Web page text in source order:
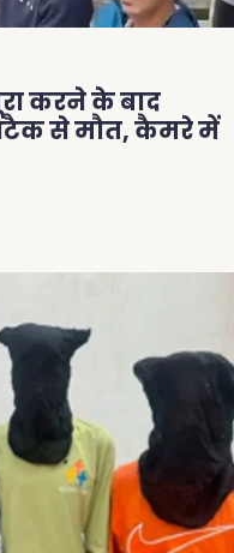
करने के बाद
से मौत, कैमरे में